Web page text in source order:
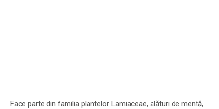
Face parte din familia plantelor Lamiaceae, alături de mentă,